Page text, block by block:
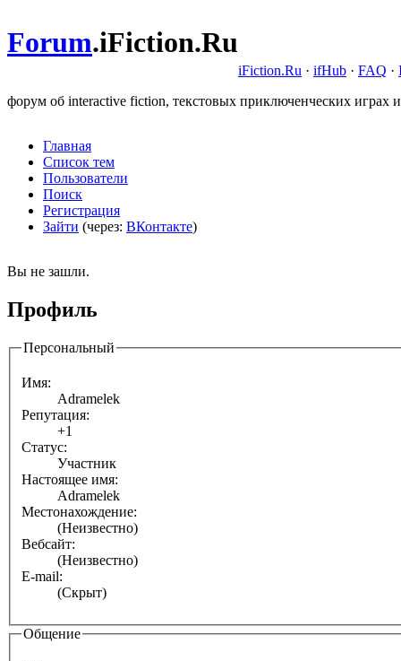
Forum.iFiction.Ru
iFiction.Ru · ifHub · FAQ ·
форум об interactive fiction, текстовых приключенческих играх
Главная
Список тем
Пользователи
Поиск
Регистрация
Зайти (через: ВКонтакте)
Вы не зашли.
Профиль
Персональный
Имя:
Adramelek
Репутация:
+1
Статус:
Участник
Настоящее имя:
Adramelek
Местонахождение:
(Неизвестно)
Вебсайт:
(Неизвестно)
E-mail:
(Скрыт)
Общение